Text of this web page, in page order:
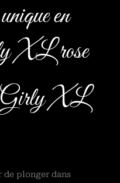
en
XL rose
Girly XL
de plonger dans